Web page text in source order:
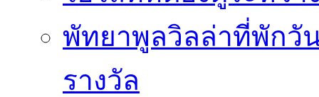
พัทยาพูลวิลล่าที่พักวั
รางวัล